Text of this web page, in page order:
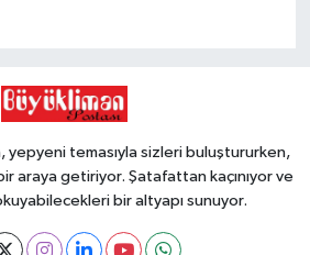
yepyeni temasıyla sizleri buluştururken,
araya getiriyor. Şatafattan kaçınıyor ve
bir altyapı sunuyor.